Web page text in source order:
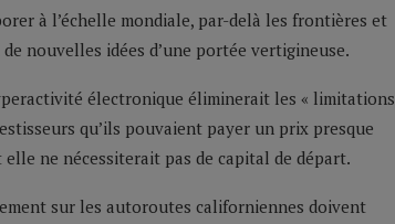
à l’échelle mondiale, par-delà les frontières et
nouvelles idées d’une portée vertigineuse.
électronique éliminerait les « limitations
qu’ils pouvaient payer un prix presque
ne nécessiterait pas de capital de départ.
sur les autoroutes californiennes doivent